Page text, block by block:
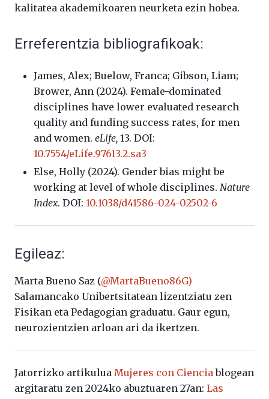
kalitatea akademikoaren neurketa ezin hobea.
Erreferentzia bibliografikoak:
James, Alex; Buelow, Franca; Gibson, Liam;
Brower, Ann (2024). Female-dominated
disciplines have lower evaluated research
quality and funding success rates, for men
and women. eLife, 13. DOI:
10.7554/eLife.97613.2.sa3
Else, Holly (2024). Gender bias might be
working at level of whole disciplines. Nature
Index. DOI: 10.1038/d41586-024-02502-6
Egileaz:
Marta Bueno Saz (@MartaBueno86G)
Salamancako Unibertsitatean lizentziatu zen
Fisikan eta Pedagogian graduatu. Gaur egun,
neurozientzien arloan ari da ikertzen.
Jatorrizko artikulua Mujeres con Cienciablogean
argitaratu zen 2024ko abuztuaren 27an: Las